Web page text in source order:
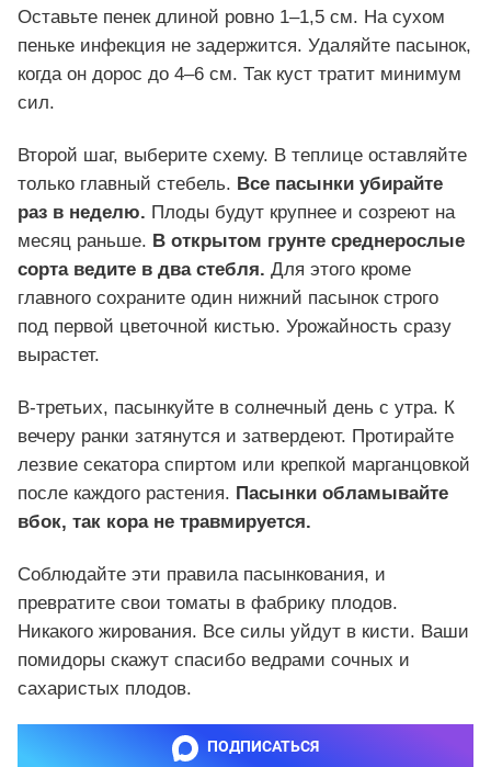
Оставьте пенек длиной ровно 1–1,5 см. На сухом
пеньке инфекция не задержится. Удаляйте пасынок,
когда он дорос до 4–6 см. Так куст тратит минимум
сил.
Второй шаг, выберите схему. В теплице оставляйте
только главный стебель. Все пасынки убирайте
раз в неделю. Плоды будут крупнее и созреют на
месяц раньше. В открытом грунте среднерослые
сорта ведите в два стебля. Для этого кроме
главного сохраните один нижний пасынок строго
под первой цветочной кистью. Урожайность сразу
вырастет.
В-третьих, пасынкуйте в солнечный день с утра. К
вечеру ранки затянутся и затвердеют. Протирайте
лезвие секатора спиртом или крепкой марганцовкой
после каждого растения. Пасынки обламывайте
вбок, так кора не травмируется.
Соблюдайте эти правила пасынкования, и
превратите свои томаты в фабрику плодов.
Никакого жирования. Все силы уйдут в кисти. Ваши
помидоры скажут спасибо ведрами сочных и
сахаристых плодов.
ПОДПИСАТЬСЯ